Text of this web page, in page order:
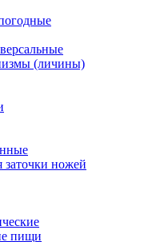
(личины)
заточки ножей
пищи